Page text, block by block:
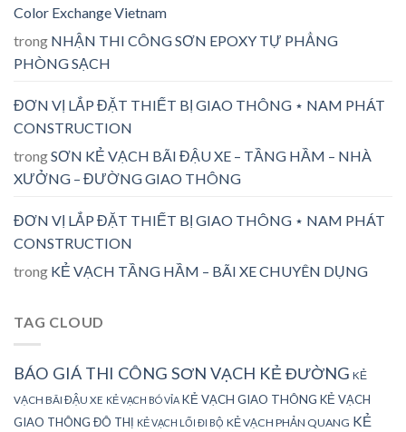
Color Exchange Vietnam
trong NHẬN THI CÔNG SƠN EPOXY TỰ PHẲNG
PHÒNG SẠCH
ĐƠN VỊ LẮP ĐẶT THIẾT BỊ GIAO THÔNG ⋆ NAM PHÁT
CONSTRUCTION
trongSƠN KẺ VẠCH BÃI ĐẬU XE – TẦNG HẦM – NHÀ
XƯỞNG – ĐƯỜNG GIAO THÔNG
ĐƠN VỊ LẮP ĐẶT THIẾT BỊ GIAO THÔNG ⋆ NAM PHÁT
CONSTRUCTION
trong KẺ VẠCH TẦNG HẦM – BÃI XE CHUYÊN DỤNG
TAG CLOUD
BÁO GIÁ THI CÔNG SƠN VẠCH KẺ ĐƯỜNG KẺ
VẠCH BÃI ĐẬU XE KẺ VẠCH BÓ VỈA KẺ VẠCH GIAO THÔNG KẺ VẠCH
GIAO THÔNG ĐÔ THỊ KẺ VẠCH LỐI ĐI BỘ KẺ VẠCH PHẢN QUANG KẺ